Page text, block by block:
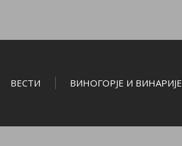
ВЕСТИ ВИНОГОРЈЕ И ВИНАРИЈЕ